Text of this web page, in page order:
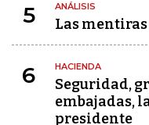
5 ANÁLISIS
Las
6 HACIENDA
Seguridad,
embajadas,
presidente